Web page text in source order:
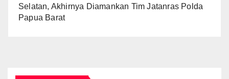
Selatan, Akhirnya Diamankan Tim Jatanras Polda
Papua Barat